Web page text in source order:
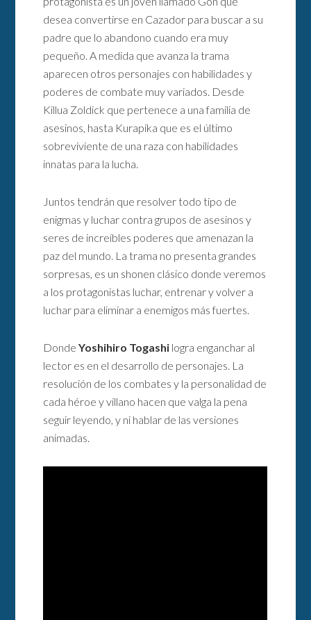
desea convertirse en Cazador para buscar a su
padre que lo abandono cuando era muy
pequeño. A medida que avanza la trama
aparecen otros personajes con habilidades y
poderes de combate muy variados. Desde
Killua Zoldick que pertenece a una familia de
asesinos, hasta Kurapika que es el último
sobreviviente de una raza con habilidades
innatas para la lucha.
Juntos tendrán que resolver todo tipo de
enigmas y luchar contra grupos de asesinos y
seres de increíbles poderes que amenazan la
paz del mundo. La trama no presenta grandes
sorpresas, es un shonen clásico donde veremos
a los protagonistas luchar, entrenar y volver a
luchar para eliminar a enemigos más fuertes.
DondeYoshihiro Togashi logra enganchar al
lector es en el desarrollo de personajes. La
resolución de los combates y la personalidad de
cada héroe y villano hacen que valga la pena
seguir leyendo, y ni hablar de las versiones
animadas.